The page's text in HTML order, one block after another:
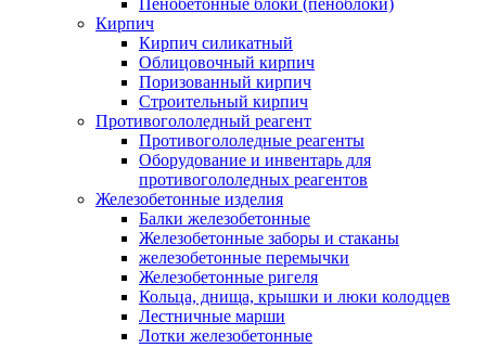
Пенобетонные блоки (пеноблоки)
Кирпич
Кирпич силикатный
Облицовочный кирпич
Поризованный кирпич
Строительный кирпич
Противогололедный реагент
Противогололедные реагенты
Оборудование и инвентарь для
противогололедных реагентов
Железобетонные изделия
Балки железобетонные
Железобетонные заборы и стаканы
железобетонные перемычки
Железобетонные ригеля
Кольца, днища, крышки и люки колодцев
Лестничные марши
Лотки железобетонные